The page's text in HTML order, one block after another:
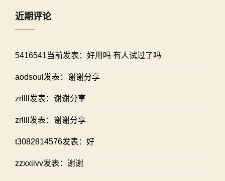
近期评论
5416541当前发表：好用吗 有人试过了吗
aodsoul发表：谢谢分享
zrllll发表：谢谢分享
zrllll发表：谢谢分享
t3082814576发表：好
zzxxiivv发表：谢谢